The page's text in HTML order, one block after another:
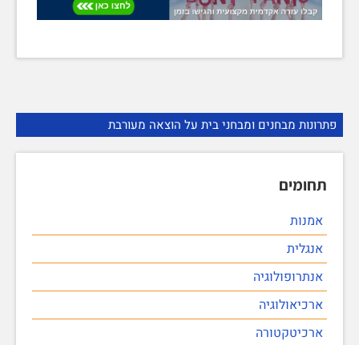
פתרונות מבחנים ומבחני בית על הוצאה מעורבת
תחומים
אמנות
אנגלית
אנתרופולוגיה
ארכיאולוגיה
ארכיטקטורה